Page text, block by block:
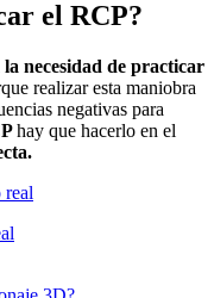
el RCP?
la necesidad de practicar
realizar esta maniobra
negativas para
hay que hacerlo en el